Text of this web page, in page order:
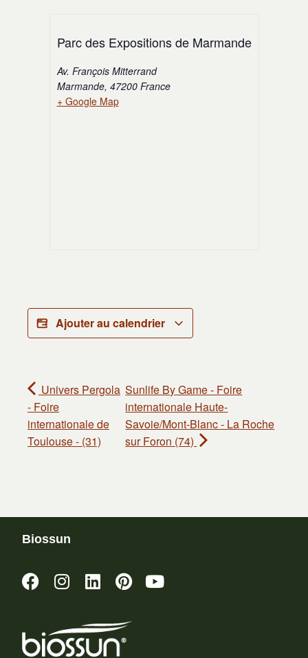
Parc des Expositions de Marmande
Av. François Mitterrand
Marmande, 47200 France
+ Google Map
Ajouter au calendrier
Univers Pergola
- Foire
internationale de
Toulouse - (31)
Sunlife By Game - Foire
internationale Haute-
Savoie/Mont-Blanc - La Roche
sur Foron (74)
Biossun